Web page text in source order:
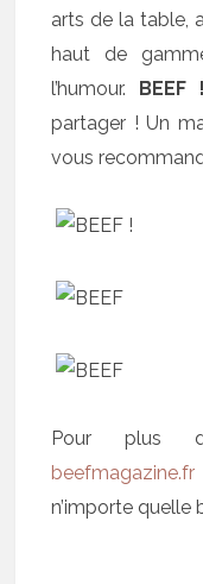
arts de la table,
haut de
l’humour. BEEF !
partager ! Un
vous
Pour plus
beefmagazine.fr
n’importe quelle